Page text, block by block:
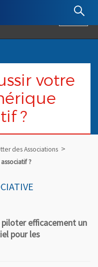
Angers.fr : Retour à l'accueil
votre
?
des Associations
?
efficacement un
pour les